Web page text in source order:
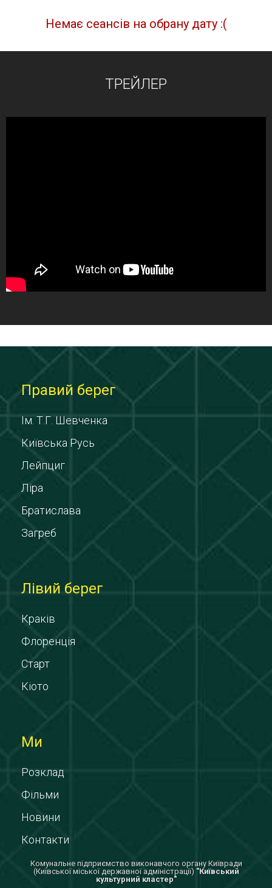
Немає сеансів на обрану дату :(
ТРЕЙЛЕР
Правий берег
Ім. Т.Г. Шевченка
Київська Русь
Лейпциг
Ліра
Братислава
Загреб
Лівий берег
Краків
Флоренція
Старт
Кіото
Ми
Розклад
Фільми
Новини
Контакти
Комунальне підприємство виконавчого органу Київради
(Київської міської державної адміністрації) "Київський
культурний кластер"